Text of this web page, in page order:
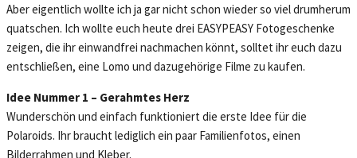
Aber eigentlich wollte ich ja gar nicht schon wieder so viel drumherum
quatschen. Ich wollte euch heute drei EASYPEASY Fotogeschenke
zeigen, die ihr einwandfrei nachmachen könnt, solltet ihr euch dazu
entschließen, eine Lomo und dazugehörige Filme zu kaufen.
Idee Nummer 1 – Gerahmtes Herz
Wunderschön und einfach funktioniert die erste Idee für die
Polaroids. Ihr braucht lediglich ein paar Familienfotos, einen
Bilderrahmen und Kleber.